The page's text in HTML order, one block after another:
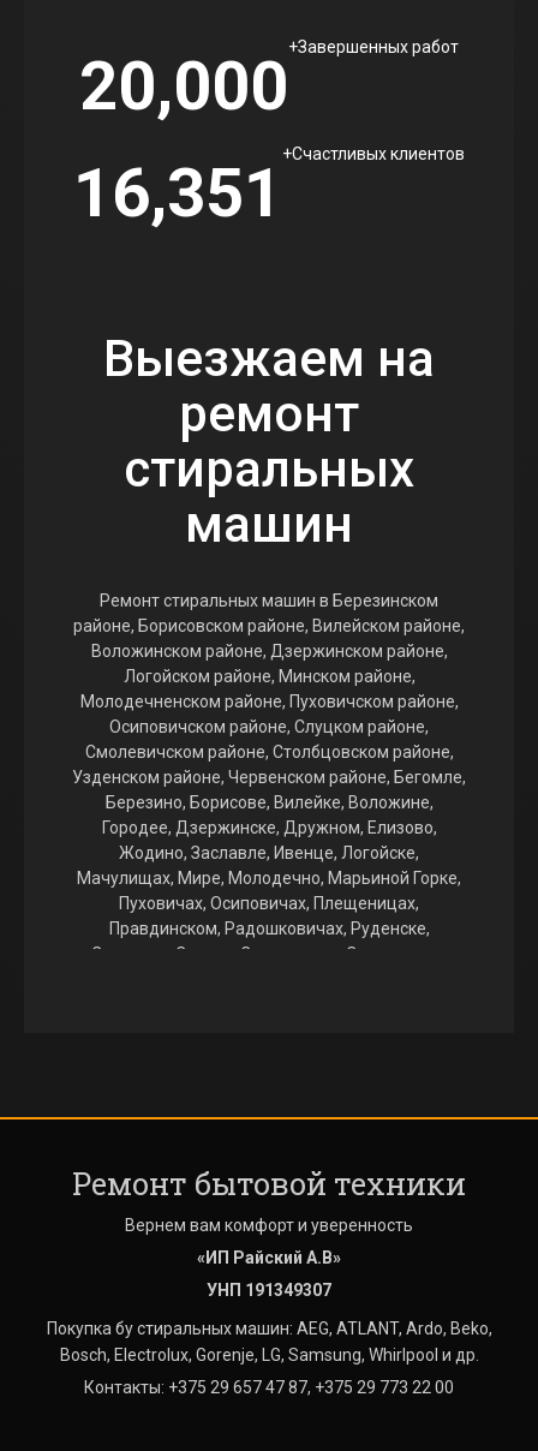
20,000+Завершенных работ
16,351 +Счастливых клиентов
Выезжаем на
ремонт
стиральных
машин
Ремонт стиральных машин в Березинском
районе, Борисовском районе, Вилейском районе,
Воложинском районе, Дзержинском районе,
Логойском районе, Минском районе,
Молодечненском районе, Пуховичском районе,
Осиповичском районе, Слуцком районе,
Смолевичском районе, Столбцовском районе,
Узденском районе, Червенском районе, Бегомле,
Березино, Борисове, Вилейке, Воложине,
Городее, Дзержинске, Дружном, Елизово,
Жодино, Заславле, Ивенце, Логойске,
Мачулищах, Мире, Молодечно, Марьиной Горке,
Пуховичах, Осиповичах, Плещеницах,
Правдинском, Радошковичах, Руденске,
Свислочи, Слуцке, Смиловичах, Смолевичах,
Ведрице, Великом Селе, Вишневке, Войнилово,
Вязынке, Гайне, Гатово, Глебковичах, Голоцке,
Гончаровке, Городище, Городке, Гостиловичах,
Гребенке, Гричино, Даниловичах, Дворище,
Дорах, Драчково, Дричине, Дроздово,
Дружном, Дубровке, Дуброво, Дудичах, Дукоре,
Дягильно, Ельнице, Жажелке, Ждановичах,
Ремонт бытовой техники
Вернем вам комфорт и уверенность
«ИП Райский А.В»
УНП 191349307
Покупка бу стиральных машин: AEG, ATLANT, Ardo, Beko,
Bosch, Electrolux, Gorenje, LG, Samsung, Whirlpool и др.
Контакты: +375 29 657 47 87, +375 29 773 22 00